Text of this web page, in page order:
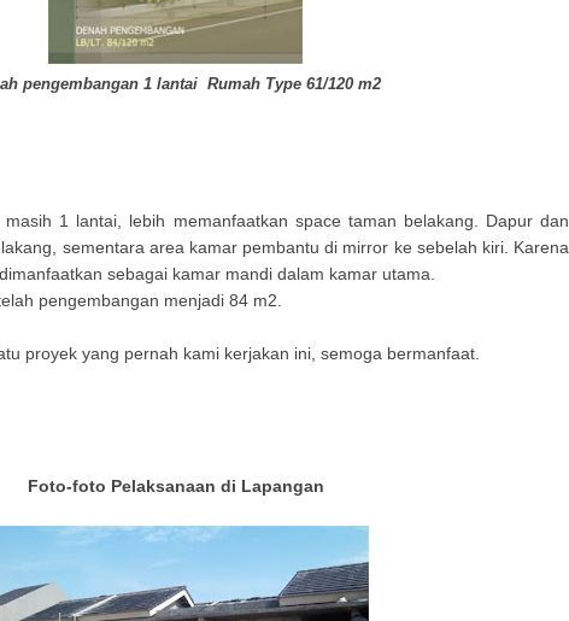
pengembangan 1 lantai Rumah Type 61/120 m2
1 lantai, lebih memanfaatkan space taman belakang. Dapur dan
sementara area kamar pembantu di mirror ke sebelah kiri. Karena
sebagai kamar mandi dalam kamar utama.
pengembangan menjadi 84 m2.
proyek yang pernah kami kerjakan ini, semoga bermanfaat.
Foto-foto Pelaksanaan di Lapangan